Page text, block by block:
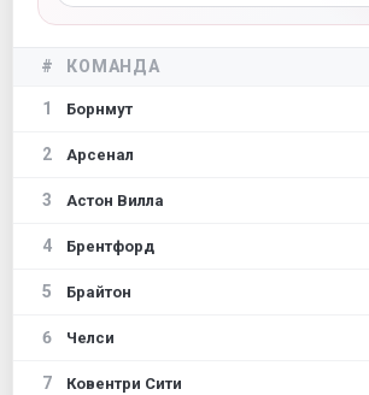
# КОМАНДА
1 Борнмут
2 Арсенал
3 Астон Вилла
4 Брентфорд
5 Брайтон
6 Челси
7 Ковентри Сити